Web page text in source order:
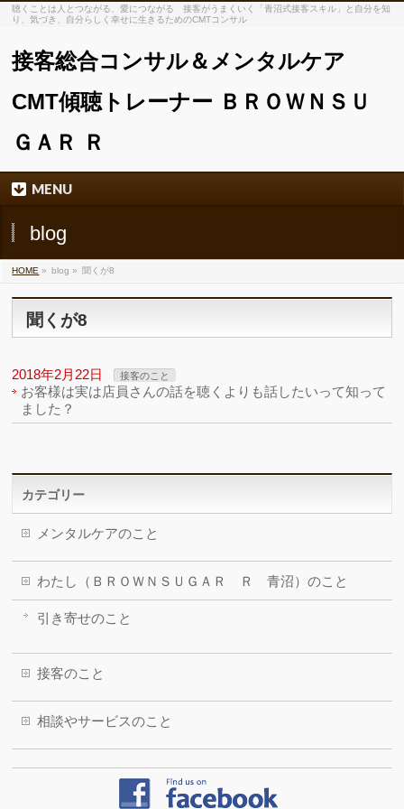
聴くことは人とつながる、愛につながる 接客がうまくいく「青沼式接客スキル」と自分を知
り、気づき、自分らしく幸せに生きるためのCMTコンサル
接客総合コンサル＆メンタルケア
CMT傾聴トレーナー ＢＲＯＷＮＳＵ
ＧＡＲ Ｒ
MENU
blog
HOME » blog » 聞くが8
聞くが8
2018年2月22日 接客のこと
お客様は実は店員さんの話を聴くよりも話したいって知って
ました？
カテゴリー
メンタルケアのこと
わたし（ＢＲＯＷＮＳＵＧＡＲ Ｒ 青沼）のこと
引き寄せのこと
接客のこと
相談やサービスのこと